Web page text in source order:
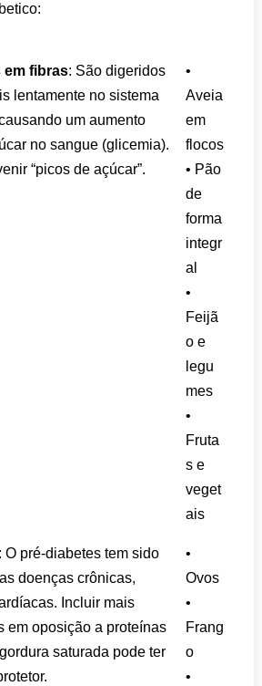
fibras: São digeridos
lentamente no sistema
um aumento
no sangue (glicemia).
“picos de açúcar”.
•
Aveia
em
flocos
• Pão
de
forma
integr
al
•
Feijã
o e
legu
mes
•
Fruta
s e
veget
ais
: O pré-diabetes tem sido
doenças crônicas,
Incluir mais
em oposição a proteínas
saturada pode ter
•
Ovos
•
Frang
o
•